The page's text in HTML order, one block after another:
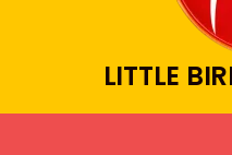
LITTLE